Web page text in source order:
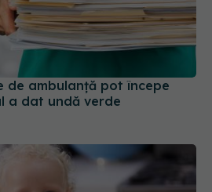
de ambulanță pot începe
a dat undă verde